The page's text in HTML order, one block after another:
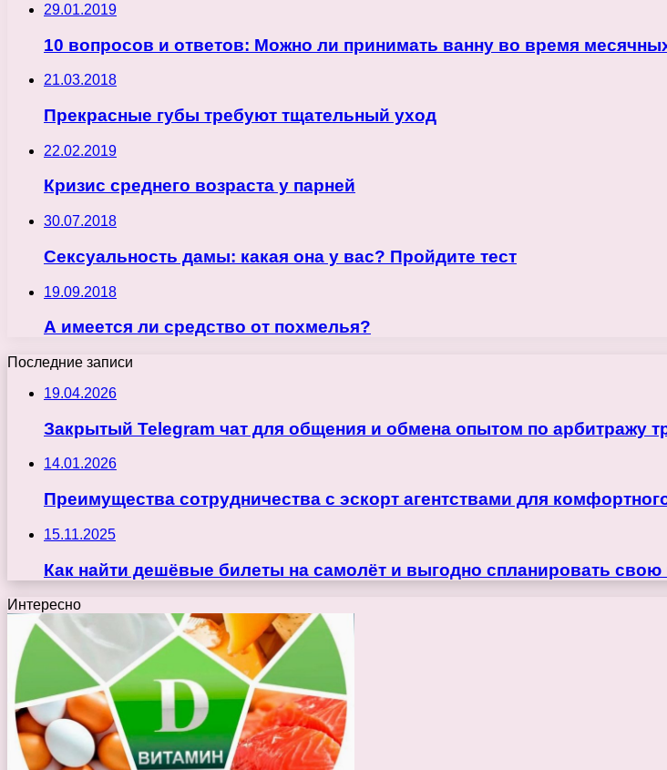
29.01.2019
10 вопросов и ответов: Можно ли принимать ванну во время
21.03.2018
Прекрасные губы требуют тщательный уход
22.02.2019
Кризис среднего возраста у парней
30.07.2018
Сексуальность дамы: какая она у вас? Пройдите тест
19.09.2018
А имеется ли средство от похмелья?
Последние записи
19.04.2026
Закрытый Telegram чат для общения и обмена опытом по арбитражу
14.01.2026
Преимущества сотрудничества с эскорт агентствами для
15.11.2025
Как найти дешёвые билеты на самолёт и выгодно спланировать свою
Интересно